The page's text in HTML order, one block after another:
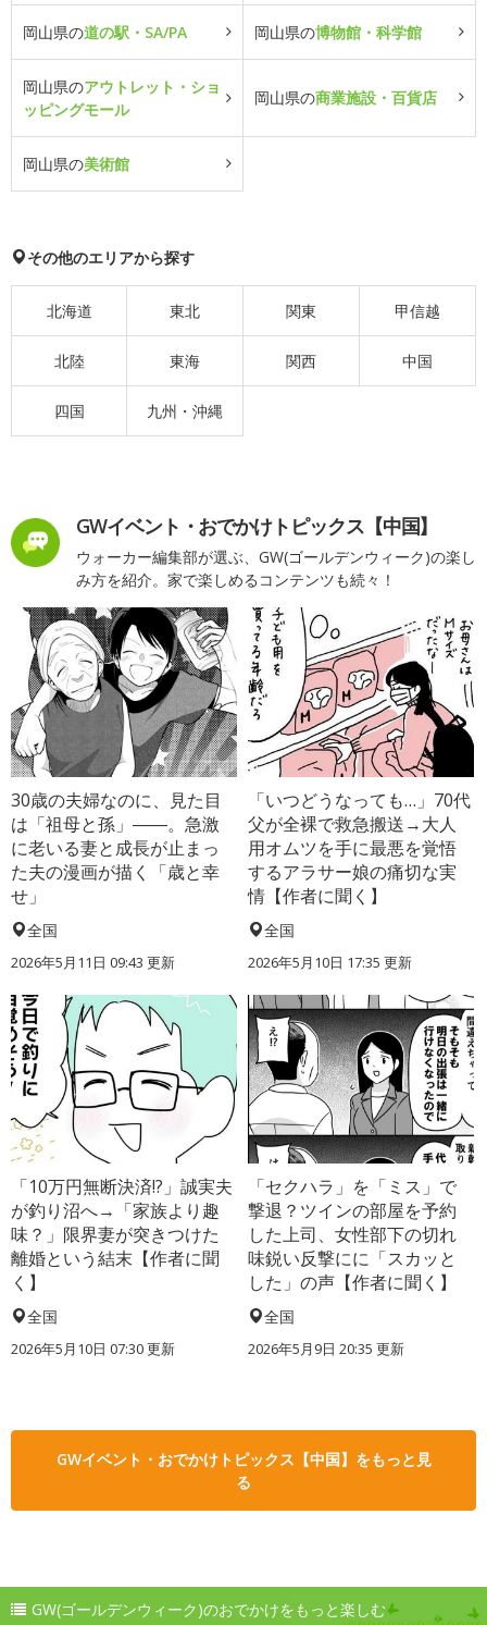
岡山県の道の駅・SA/PA 岡山県の博物館・科学館
岡山県のアウトレット・ショ
ッピングモール
岡山県の商業施設・百貨店
岡山県の美術館
その他のエリアから探す
北海道 東北 関東 甲信越
北陸 東海 関西 中国
四国 九州・沖縄
GWイベント・おでかけトピックス【中国】
ウォーカー編集部が選ぶ、GW(ゴールデンウィーク)の楽し
み方を紹介。家で楽しめるコンテンツも続々！
30歳の夫婦なのに、見た目
は「祖母と孫」――。急激
に老いる妻と成長が止まっ
た夫の漫画が描く「歳と幸
せ」
全国
2026年5月11日 09:43 更新
「いつどうなっても…」70代
父が全裸で救急搬送→大人
用オムツを手に最悪を覚悟
するアラサー娘の痛切な実
情【作者に聞く】
全国
2026年5月10日 17:35 更新
「10万円無断決済!?」誠実夫
が釣り沼へ→「家族より趣
味？」限界妻が突きつけた
離婚という結末【作者に聞
く】
全国
2026年5月10日 07:30 更新
「セクハラ」を「ミス」で
撃退？ツインの部屋を予約
した上司、女性部下の切れ
味鋭い反撃にに「スカッと
した」の声【作者に聞く】
全国
2026年5月9日 20:35 更新
GWイベント・おでかけトピックス【中国】をもっと見
る
GW(ゴールデンウィーク)のおでかけをもっと楽しむ